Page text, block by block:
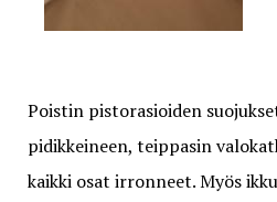
Poistin pistorasioiden
pidikkeineen, teippasin
kaikki osat irronneet. Myös